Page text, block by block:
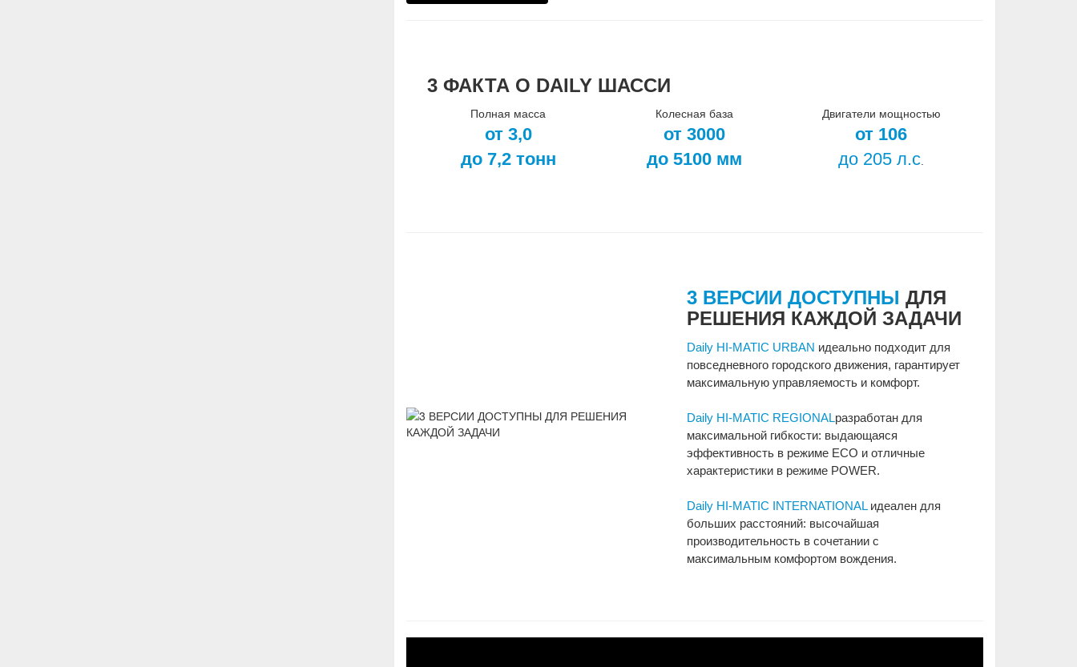
3 ФАКТА О DAILY ШАССИ
Полная масса
от 3,0
до 7,2 тонн
Колесная база
от 3000
до 5100 мм
Двигатели мощностью
от 106
до 205 л.с.
3 ВЕРСИИ ДОСТУПНЫ ДЛЯ
РЕШЕНИЯ КАЖДОЙ ЗАДАЧИ
Daily HI-MATIC URBAN идеально подходит для
повседневного городского движения, гарантирует
максимальную управляемость и комфорт.
Daily HI-MATIC REGIONALразработан для
максимальной гибкости: выдающаяся
эффективность в режиме ECO и отличные
характеристики в режиме POWER.
Daily HI-MATIC INTERNATIONALидеален для
больших расстояний: высочайшая
производительность в сочетании с
максимальным комфортом вождения.